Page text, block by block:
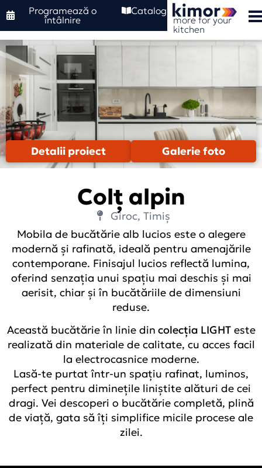
Programează o
întâlnire
Catalog
more for your
kitchen
Detalii proiect Galerie foto
Colț alpin
Giroc, Timiș
Mobila de bucătărie alb lucios este o alegere
modernă și rafinată, ideală pentru amenajările
contemporane. Finisajul lucios reflectă lumina,
oferind senzația unui spațiu mai deschis și mai
aerisit, chiar și în bucătăriile de dimensiuni
reduse.
Această bucătărie în linie din colecția LIGHTeste
realizată din materiale de calitate, cu acces facil
la electrocasnice moderne.
Lasă-te purtat într-un spațiu rafinat, luminos,
perfect pentru diminețile liniștite alături de cei
dragi. Vei descoperi o bucătărie completă, plină
de viață, gata să îți simplifice micile procese ale
zilei.